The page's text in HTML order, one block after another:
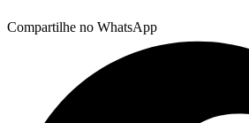
Compartilhe no WhatsApp